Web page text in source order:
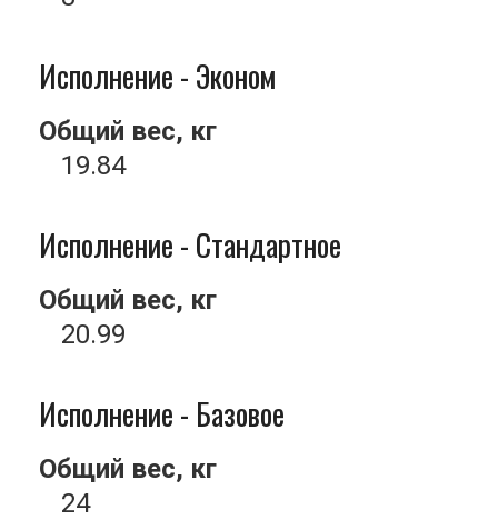
Исполнение - Эконом
Общий вес, кг
19.84
Исполнение - Стандартное
Общий вес, кг
20.99
Исполнение - Базовое
Общий вес, кг
24